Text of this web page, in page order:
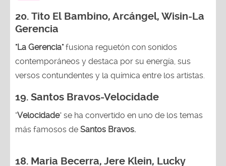
20. Tito El Bambino, Arcángel, Wisin-La
Gerencia
"La Gerencia"fusiona reguetón con sonidos
contemporáneos y destaca por su energía, sus
versos contundentes y la química entre los artistas.
19. Santos Bravos-Velocidade
"Velocidade" se ha convertido en uno de los temas
más famosos de Santos Bravos.
18. Maria Becerra, Jere Klein, Lucky